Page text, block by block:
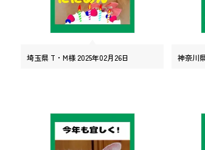
埼玉県 T・M様 2025年02月26日 神奈川